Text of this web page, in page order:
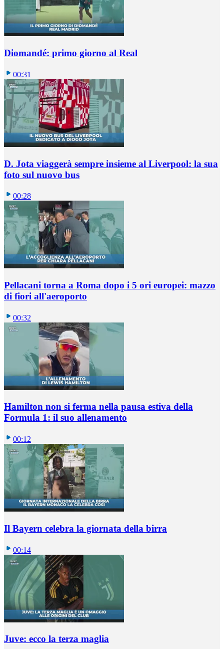
Diomandé: primo giorno al Real
00:31
D. Jota viaggerà sempre insieme al Liverpool: la sua
foto sul nuovo bus
00:28
Pellacani torna a Roma dopo i 5 ori europei: mazzo
di fiori all'aeroporto
00:32
Hamilton non si ferma nella pausa estiva della
Formula 1: il suo allenamento
00:12
Il Bayern celebra la giornata della birra
00:14
Juve: ecco la terza maglia